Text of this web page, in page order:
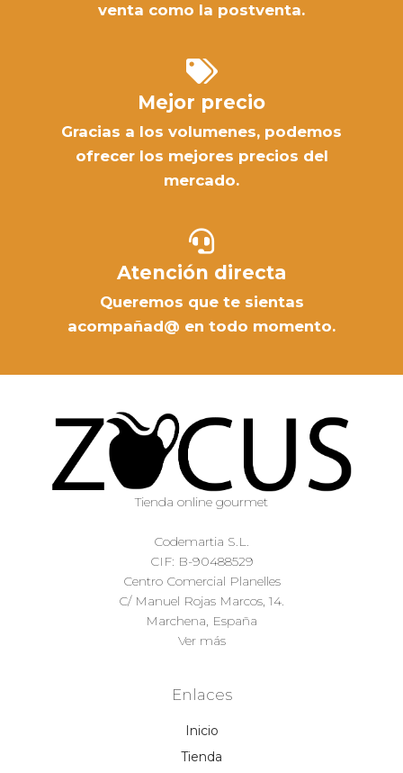
venta como la postventa.
Mejor precio
Gracias a los volumenes, podemos
ofrecer los mejores precios del
mercado.
Atención directa
Queremos que te sientas
acompañad@ en todo momento.
Tienda online gourmet
Codemartia S.L.
CIF: B-90488529
Centro Comercial Planelles
C/ Manuel Rojas Marcos, 14.
Marchena, España
Ver más
Enlaces
Inicio
Tienda